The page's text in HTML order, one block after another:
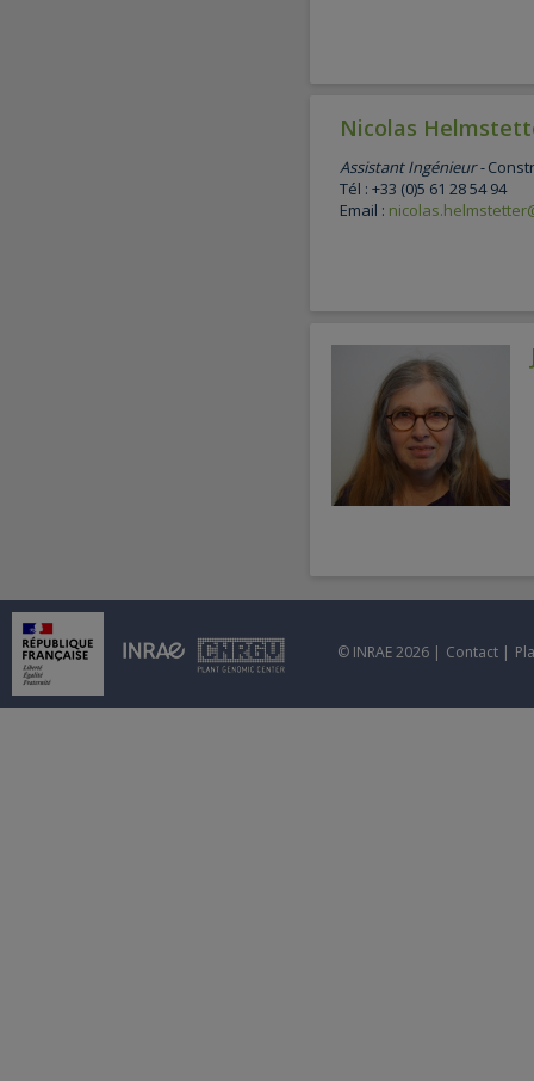
Nicolas
Assistant Ingénieur -
Tél : +33 (0)5 61 28 54 94
Email :
© INRAE 2026 | Contact |